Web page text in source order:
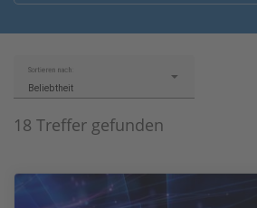
18 Treffer gefunden
Sortieren nach:
Beliebtheit